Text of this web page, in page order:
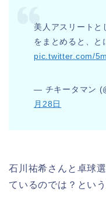
美人アスリートと
をまとめると、と
pic.twitter.com/
— チキータマン
月28日
石川祐希さんと卓球
ているのでは？とい